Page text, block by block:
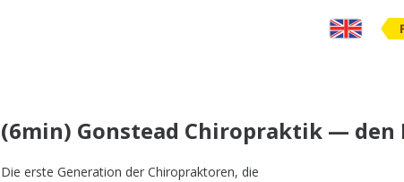
(6min) Gonstead Chiropraktik —
Die erste Generation der Chiropraktoren, die